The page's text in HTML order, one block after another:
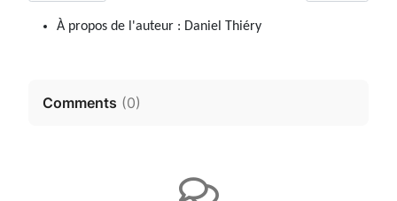
À propos de l'auteur : Daniel Thiéry
Comments (0)